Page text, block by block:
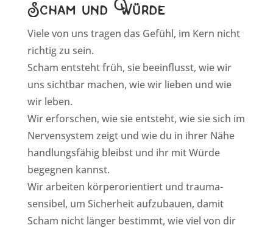
Scham und Würde
Viele von uns tragen das Gefühl, im Kern nicht
richtig zu sein.
Scham entsteht früh, sie beeinflusst, wie wir
uns sichtbar machen, wie wir lieben und wie
wir leben.
Wir erforschen, wie sie entsteht, wie sie sich im
Nervensystem zeigt und wie du in ihrer Nähe
handlungsfähig bleibst und ihr mit Würde
begegnen kannst.
Wir arbeiten körperorientiert und trauma-
sensibel, um Sicherheit aufzubauen, damit
Scham nicht länger bestimmt, wie viel von dir